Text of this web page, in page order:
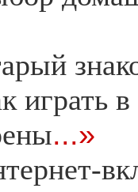
играть
...»